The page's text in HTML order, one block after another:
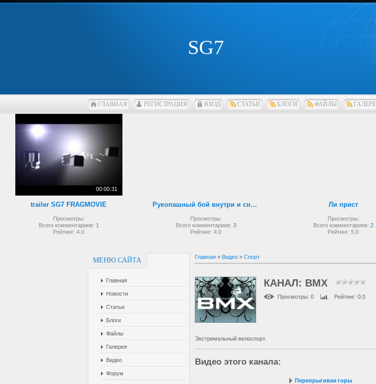
SG7
ГЛАВНАЯ РЕГИСТРАЦИЯ ВХОД СТАТЬИ БЛОГИ ФАЙЛЫ
00:00:31
trailer SG7 FRAGMOVIE
Просмотры:
Всего комментариев: 1
Рейтинг: 4.0
Рукопашный бой внутри и снаружи
Просмотры:
Всего комментариев: 3
Рейтинг: 4.0
Ли прист
Просмотры:
Всего комментариев: 2
Рейтинг: 5.0
МЕНЮ САЙТА
Главная
Новости
Статьи
Блоги
Файлы
Галерея
Видео
Форум
Главная » Видео » Спорт
КАНАЛ: BMX
Просмотры: 0 Рейтинг: 0.0
Экстремальный велоспорт.
Видео этого канала:
Перепрыгивая горы